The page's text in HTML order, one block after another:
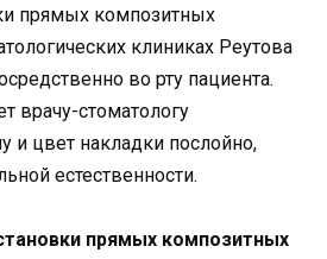
прямых композитных
клиниках Реутова
во рту пациента.
врачу-стоматологу
и цвет накладки послойно,
естественности.
прямых композитных